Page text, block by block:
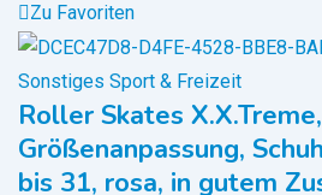
Zu Favoriten
Sonstiges Sport & Freizeit
Roller Skates X.X.Treme,
Größenanpassung,
bis 31, rosa, in gutem